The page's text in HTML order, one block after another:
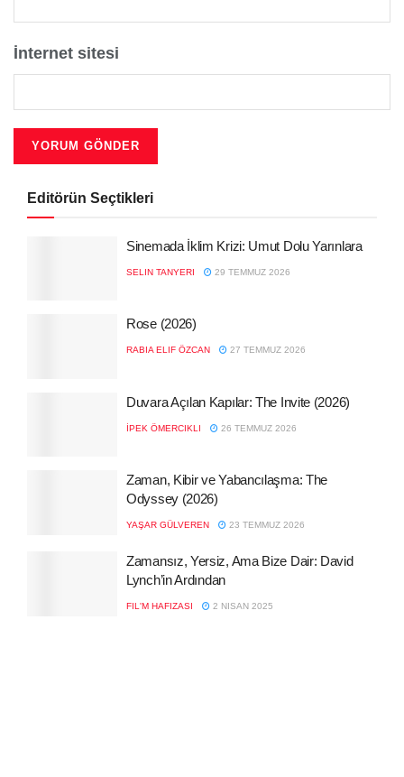
İnternet sitesi
Editörün Seçtikleri
Sinemada İklim Krizi: Umut Dolu Yarınlara
SELIN TANYERI 29 TEMMUZ 2026
Rose (2026)
RABIA ELIF ÖZCAN 27 TEMMUZ 2026
Duvara Açılan Kapılar: The Invite (2026)
İPEK ÖMERCIKLI 26 TEMMUZ 2026
Zaman, Kibir ve Yabancılaşma: The
Odyssey (2026)
YAŞAR GÜLVEREN 23 TEMMUZ 2026
Zamansız, Yersiz, Ama Bize Dair: David
Lynch’in Ardından
FIL'M HAFIZASI 2 NISAN 2025